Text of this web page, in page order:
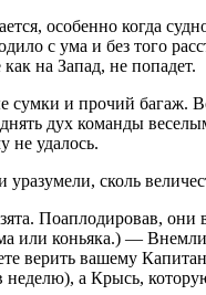
особенно когда
с ума и без того
на Запад, не попадет.
сумки и прочий багаж.
дух команды
не удалось.
сколь
Поаплодировав, они
или коньяка.) —
верить вашему
неделю), а Крысь,